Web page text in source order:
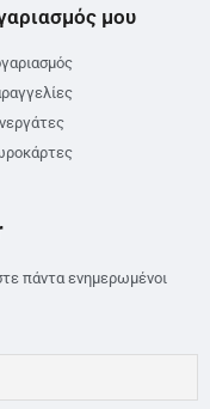
μου
πάντα ενημερωμένοι